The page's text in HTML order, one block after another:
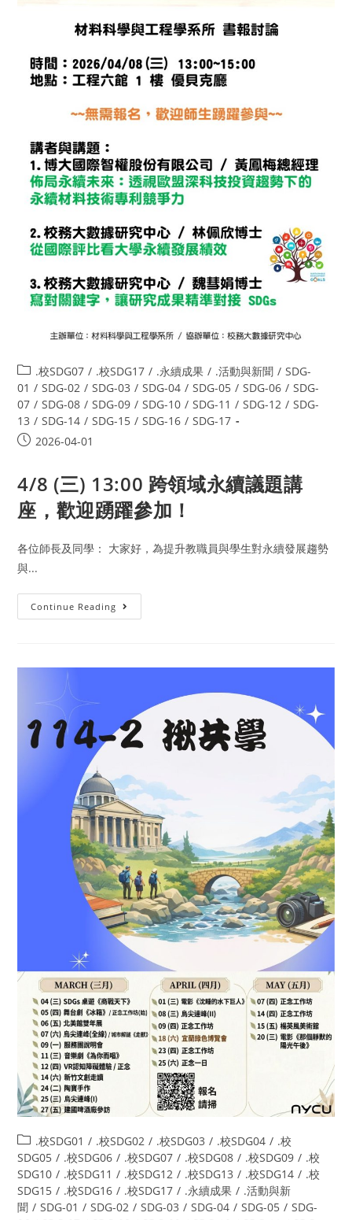
.校SDG07 / .校SDG17 / .永續成果 / .活動與新聞 / SDG-
01 / SDG-02 / SDG-03 / SDG-04 / SDG-05 / SDG-06 / SDG-
07 / SDG-08 / SDG-09 / SDG-10 / SDG-11 / SDG-12 / SDG-
13 / SDG-14 / SDG-15 / SDG-16 / SDG-17
2026-04-01
4/8 (三) 13:00 跨領域永續議題講
座，歡迎踴躍參加！
各位師長及同學： 大家好，為提升教職員與學生對永續發展趨勢
與...
Continue Reading
.校SDG01 / .校SDG02 / .校SDG03 / .校SDG04 / .校
SDG05 / .校SDG06 / .校SDG07 / .校SDG08 / .校SDG09 / .校
SDG10 / .校SDG11 / .校SDG12 / .校SDG13 / .校SDG14 / .校
SDG15 / .校SDG16 / .校SDG17 / .永續成果 / .活動與新
聞 / SDG-01 / SDG-02 / SDG-03 / SDG-04 / SDG-05 / SDG-